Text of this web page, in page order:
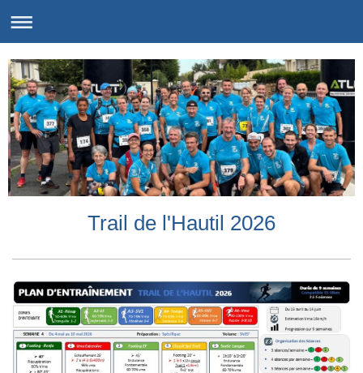
Trail de l'Hautil 2026